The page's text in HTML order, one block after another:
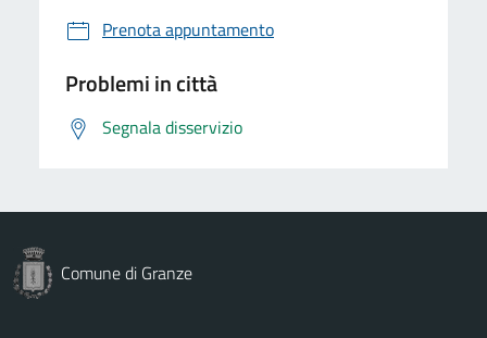
Prenota appuntamento
Problemi in città
Segnala disservizio
Comune di Granze